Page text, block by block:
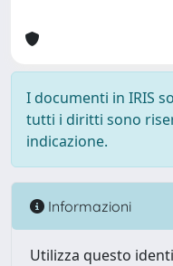
I documenti in IRIS
tutti i diritti sono
indicazione.
Informazioni
Utilizza questo